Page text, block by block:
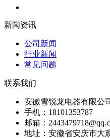
新闻资讯
公司新闻
行业新闻
常见问题
联系我们
安徽雪锐龙电器有限公
手机：18101353787
邮箱：
地址：安徽省安庆市大